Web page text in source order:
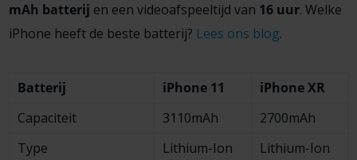
mAh batterij en een videoafspeeltijd van 16 uur. Welke
iPhone heeft de beste batterij? Lees ons blog.
Batterij iPhone 11
iPhone XR
Capaciteit
3110mAh
2700mAh
Type
Lithium-Ion
Lithium-Ion